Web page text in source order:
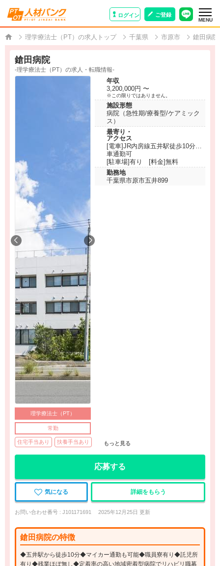
ログイン ご登録
MENU
理学療法士（PT）の求人トップ 千葉県 市原市 鎗田病院
鎗田病院
-理学療法士（PT）の求人・転職情報-
理学療法士（PT）
常勤
年収
3,200,000円 〜
※この限りではありません。
施設形態
病院（急性期/療養型/ケアミック
ス）
最寄り・
アクセス
[電車]JR内房線五井駅徒歩10分
車通勤可
[駐車場]有り [料金]無料
勤務地
千葉県市原市五井899
住宅手当あり 扶養手当あり もっと見る
応募する
気になる 詳細をもらう
お問い合わせ番号 : J101171691 2025年12月25日 更新
鎗田病院の特徴
◆五井駅から徒歩10分◆マイカー通勤も可能◆職員寮有り◆託児所
有り◆残業ほぼ無し◆定着率の高い地域密着型病院でリハビリ職募